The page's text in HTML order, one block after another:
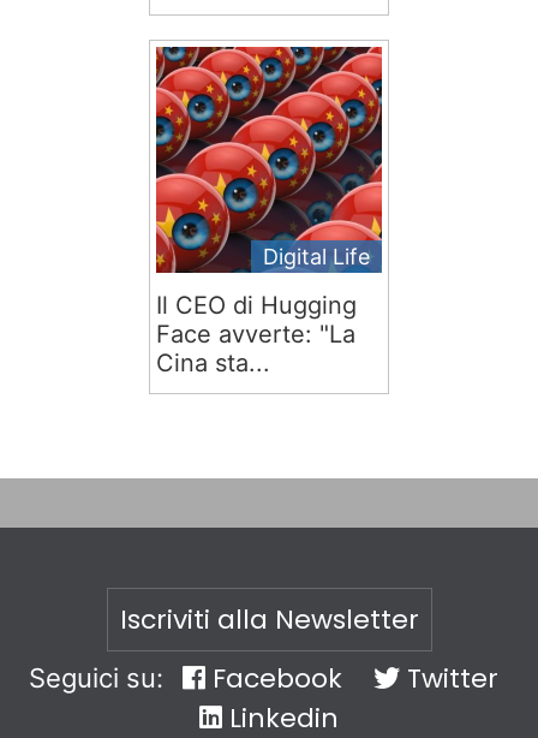
Digital Life
Il CEO di Hugging
Face avverte: "La
Cina sta...
Iscriviti alla Newsletter
Seguici su: Facebook
Twitter
Linkedin